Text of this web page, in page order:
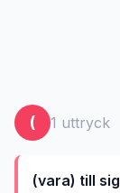
( 1 uttryck
(vara) till sig